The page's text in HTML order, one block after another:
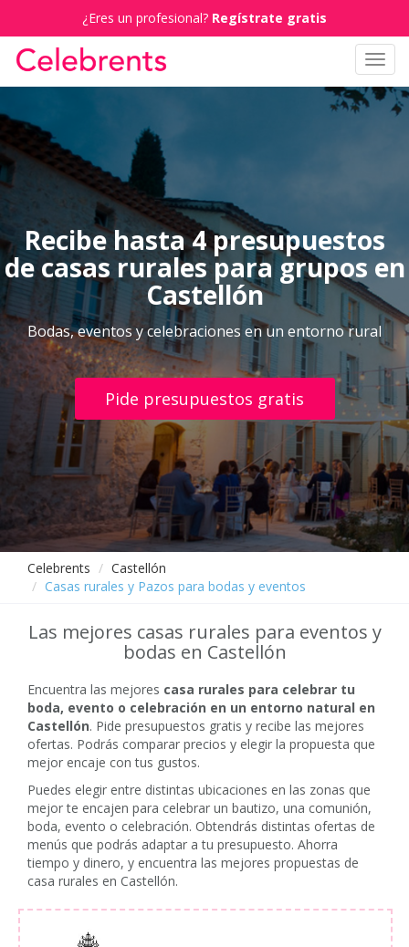
¿Eres un profesional? Regístrate gratis
Recibe hasta 4 presupuestos
de casas rurales para grupos en
Castellón
Bodas, eventos y celebraciones en un entorno rural
Pide presupuestos gratis
Celebrents
Castellón
Casas rurales y Pazos para bodas y eventos
Las mejores casas rurales para eventos y
bodas en Castellón
Encuentra las mejores casa rurales para celebrar tu
boda, evento o celebración en un entorno natural en
Castellón. Pide presupuestos gratis y recibe las mejores
ofertas. Podrás comparar precios y elegir la propuesta que
mejor encaje con tus gustos.
Puedes elegir entre distintas ubicaciones en las zonas que
mejor te encajen para celebrar un bautizo, una comunión,
boda, evento o celebración. Obtendrás distintas ofertas de
menús que podrás adaptar a tu presupuesto. Ahorra
tiempo y dinero, y encuentra las mejores propuestas de
casa rurales en Castellón.